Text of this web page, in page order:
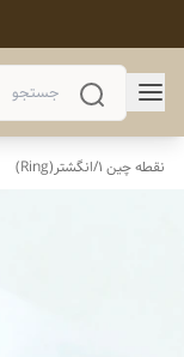
نقطه چین 1 /انگشتر(Ring)